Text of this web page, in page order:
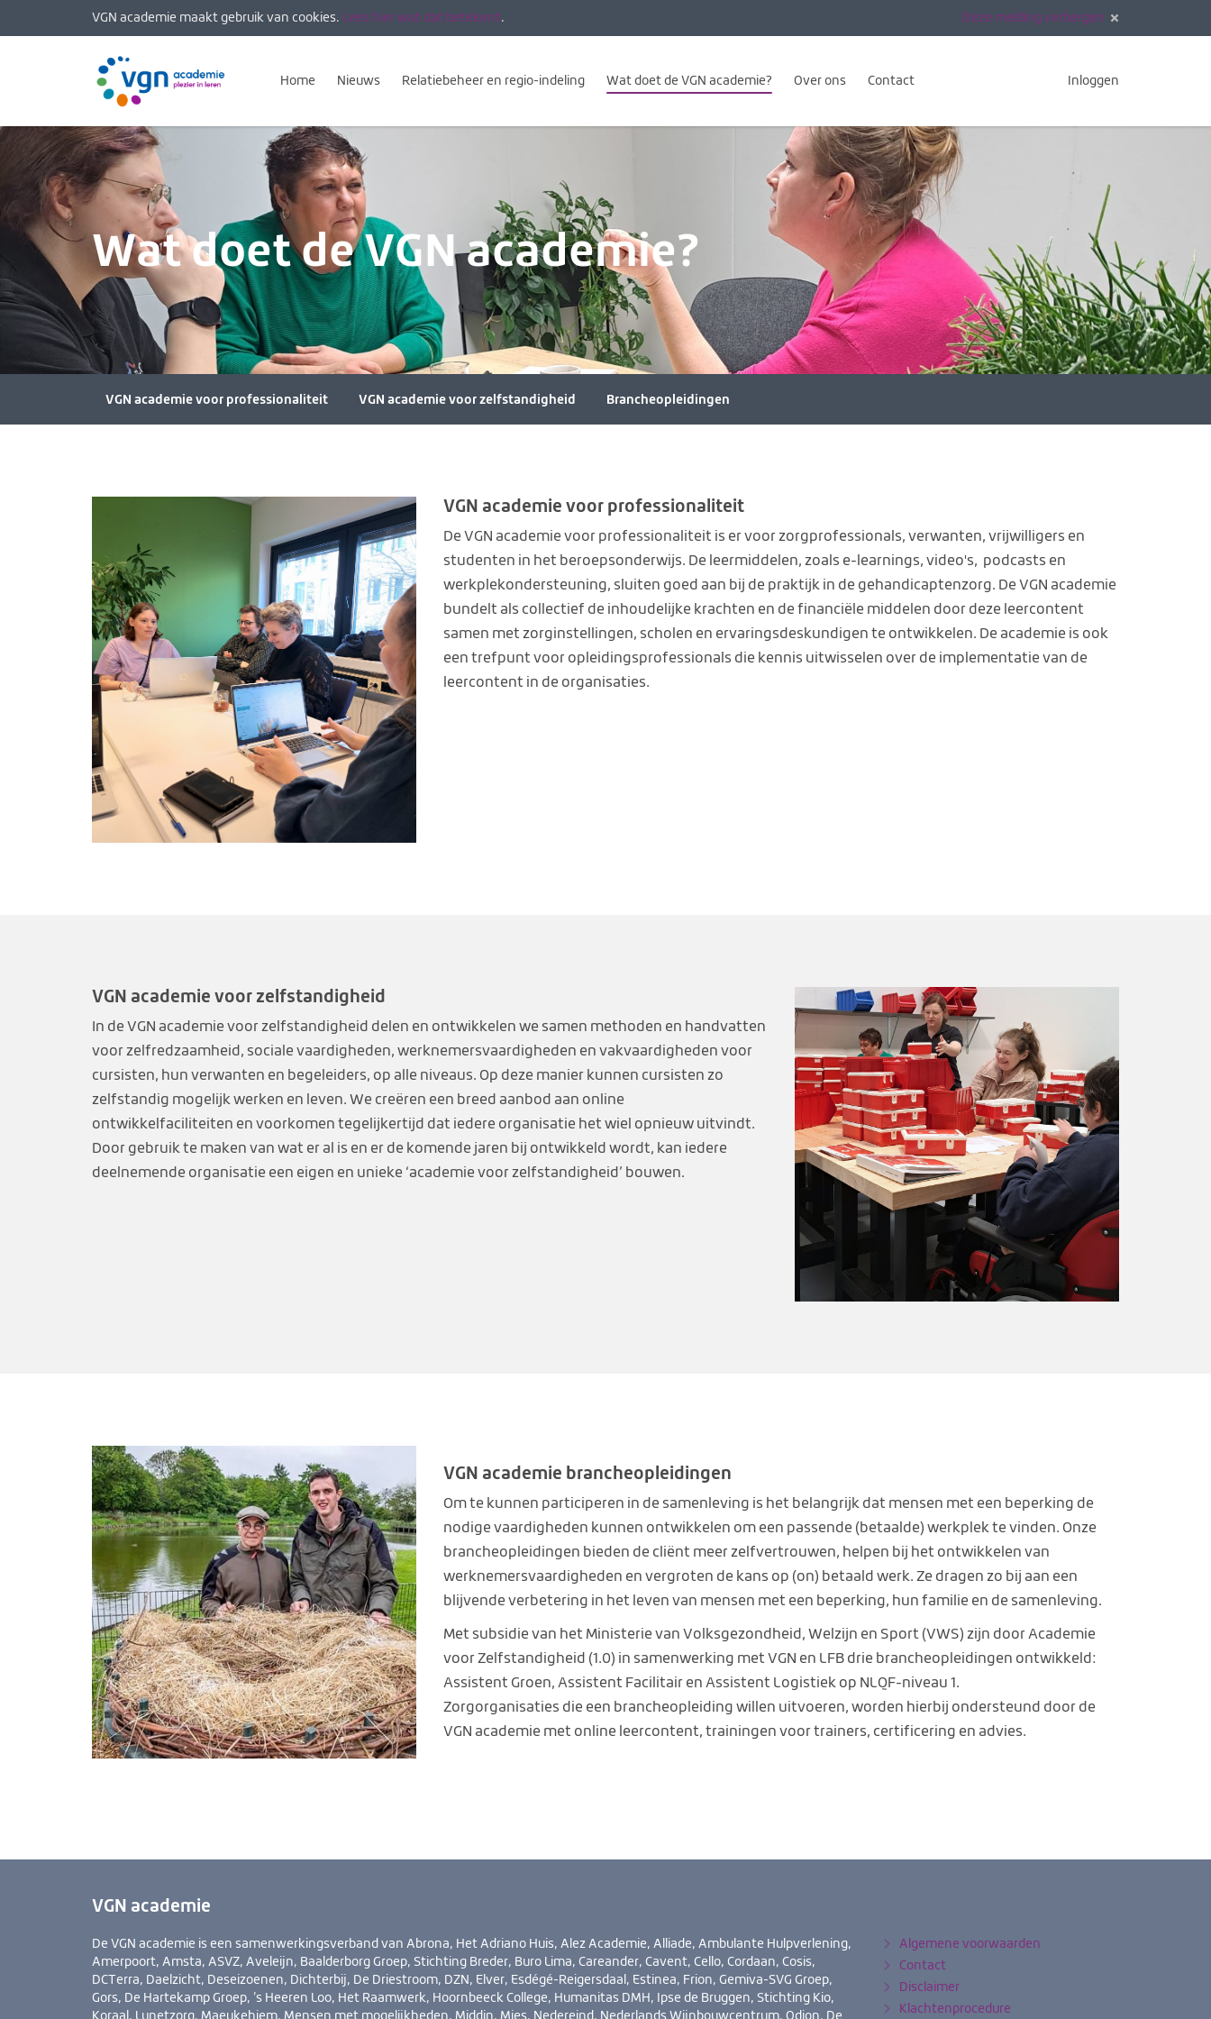
VGN academie maakt gebruik van cookies. Lees hier wat dat betekent. Deze melding verbergen
Home Nieuws Relatiebeheer en regio-indeling Wat doet de VGN academie? Over ons Contact Inloggen
Wat doet de VGN academie?
VGN academie voor professionaliteit VGN academie voor zelfstandigheid Brancheopleidingen
VGN academie voor professionaliteit
De VGN academie voor professionaliteit is er voor zorgprofessionals, verwanten, vrijwilligers en
studenten in het beroepsonderwijs. De leermiddelen, zoals e-learnings, video's, podcasts en
werkplekondersteuning, sluiten goed aan bij de praktijk in de gehandicaptenzorg. De VGN academie
bundelt als collectief de inhoudelijke krachten en de financiële middelen door deze leercontent
samen met zorginstellingen, scholen en ervaringsdeskundigen te ontwikkelen. De academie is ook
een trefpunt voor opleidingsprofessionals die kennis uitwisselen over de implementatie van de
leercontent in de organisaties.
VGN academie voor zelfstandigheid
In de VGN academie voor zelfstandigheid delen en ontwikkelen we samen methoden en handvatten
voor zelfredzaamheid, sociale vaardigheden, werknemersvaardigheden en vakvaardigheden voor
cursisten, hun verwanten en begeleiders, op alle niveaus. Op deze manier kunnen cursisten zo
zelfstandig mogelijk werken en leven. We creëren een breed aanbod aan online
ontwikkelfaciliteiten en voorkomen tegelijkertijd dat iedere organisatie het wiel opnieuw uitvindt.
Door gebruik te maken van wat er al is en er de komende jaren bij ontwikkeld wordt, kan iedere
deelnemende organisatie een eigen en unieke ‘academie voor zelfstandigheid’ bouwen.
VGN academie brancheopleidingen
Om te kunnen participeren in de samenleving is het belangrijk dat mensen met een beperking de
nodige vaardigheden kunnen ontwikkelen om een passende (betaalde) werkplek te vinden. Onze
brancheopleidingen bieden de cliënt meer zelfvertrouwen, helpen bij het ontwikkelen van
werknemersvaardigheden en vergroten de kans op (on) betaald werk. Ze dragen zo bij aan een
blijvende verbetering in het leven van mensen met een beperking, hun familie en de samenleving.
Met subsidie van het Ministerie van Volksgezondheid, Welzijn en Sport (VWS) zijn door Academie
voor Zelfstandigheid (1.0) in samenwerking met VGN en LFB drie brancheopleidingen ontwikkeld:
Assistent Groen, Assistent Facilitair en Assistent Logistiek op NLQF-niveau 1.
Zorgorganisaties die een brancheopleiding willen uitvoeren, worden hierbij ondersteund door de
VGN academie met online leercontent, trainingen voor trainers, certificering en advies.
VGN academie
De VGN academie is een samenwerkingsverband van Abrona, Het Adriano Huis, Alez Academie, Alliade, Ambulante Hulpverlening,
Amerpoort, Amsta, ASVZ, Aveleijn, Baalderborg Groep, Stichting Breder, Buro Lima, Careander, Cavent, Cello, Cordaan, Cosis,
DCTerra, Daelzicht, Deseizoenen, Dichterbij, De Driestroom, DZN, Elver, Esdégé-Reigersdaal, Estinea, Frion, Gemiva-SVG Groep,
Gors, De Hartekamp Groep, ’s Heeren Loo, Het Raamwerk, Hoornbeeck College, Humanitas DMH, Ipse de Bruggen, Stichting Kio,
Koraal, Lunetzorg, Maeykehiem, Mensen met mogelijkheden, Middin, Mies, Nedereind, Nederlands Wijnbouwcentrum, Odion, De
Algemene voorwaarden
Contact
Disclaimer
Klachtenprocedure